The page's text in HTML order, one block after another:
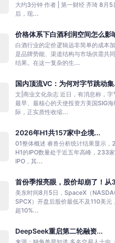
大约3分钟 作者 | 第一财经 齐琦 8月5
后，现...
价格体系下白酒利润空间怎么影
白酒行业的定价逻辑远非简单的成本
是品牌势能、渠道结构与市场供需共
结果。在这一复杂的生...
国内顶流VC：为何对字节跳动
文|商业文化杂志 近日，有消息称，字
最早、最核心的天使投资方美国SIG海
际，正实质性收缩...
2026年H1共157家中企境...
01整体概述 睿兽分析统计结果显示
H1的IPO数量处于近五年高峰，233
IPO，其...
首份季报亮眼，股价却崩了！从
美东时间8月5日，SpaceX（
SPCX）开盘后股价最低不及110美元
超10%...
DeepSeek重启第二轮融资...